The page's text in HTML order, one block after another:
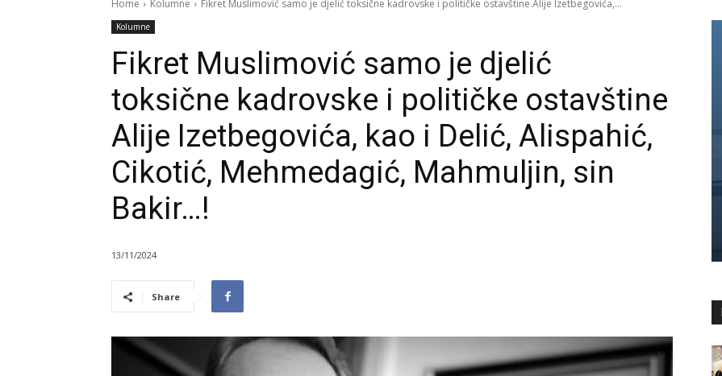
Home Kolumne Fikret Muslimović samo je djelić toksične kadrovske i političke ostavštine Alije Izetbegovića,...
Kolumne
Fikret Muslimović samo je djelić
toksične kadrovske i političke ostavštine
Alije Izetbegovića, kao i Delić, Alispahić,
Cikotić, Mehmedagić, Mahmuljin, sin
Bakir…!
13/11/2024
Share